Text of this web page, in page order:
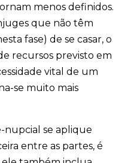
menos definidos.
que não têm
fase) de se casar, o
recursos previsto em
vital de um
se muito mais
nupcial se aplique
entre as partes, é